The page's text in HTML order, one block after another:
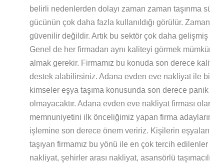
belirli nedenlerden dolayı zaman zaman taşınma
gücünün çok daha fazla kullanıldığı görülür.
güvenilir değildir. Artık bu sektör çok daha
Genel de her firmadan aynı kaliteyi görmek
almak gerekir. Firmamız bu konuda son derece
destek alabilirsiniz. Adana evden eve nakliyat ile
kimseler eşya taşıma konusunda son derece
olmayacaktır. Adana evden eve nakliyat firması
memnuniyetini ilk önceliğimiz yapan firma
işlemine son derece önem veririz. Kişilerin
taşıyan firmamız bu yönü ile en çok tercih
nakliyat, şehirler arası nakliyat, asansörlü